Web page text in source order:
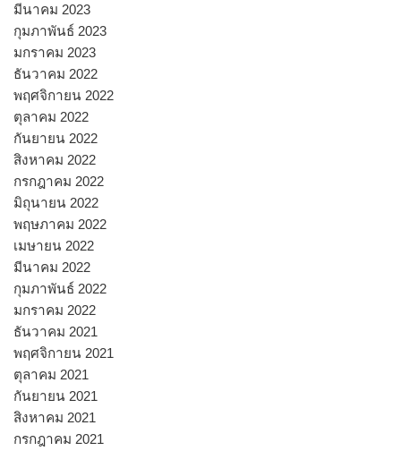
มีนาคม 2023
กุมภาพันธ์ 2023
มกราคม 2023
ธันวาคม 2022
พฤศจิกายน 2022
ตุลาคม 2022
กันยายน 2022
สิงหาคม 2022
กรกฎาคม 2022
มิถุนายน 2022
พฤษภาคม 2022
เมษายน 2022
มีนาคม 2022
กุมภาพันธ์ 2022
มกราคม 2022
ธันวาคม 2021
พฤศจิกายน 2021
ตุลาคม 2021
กันยายน 2021
สิงหาคม 2021
กรกฎาคม 2021